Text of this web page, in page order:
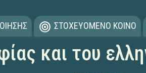
ΣΤΟΧΕΥΟΜΕΝΟ ΚΟΙΝΟ
και του